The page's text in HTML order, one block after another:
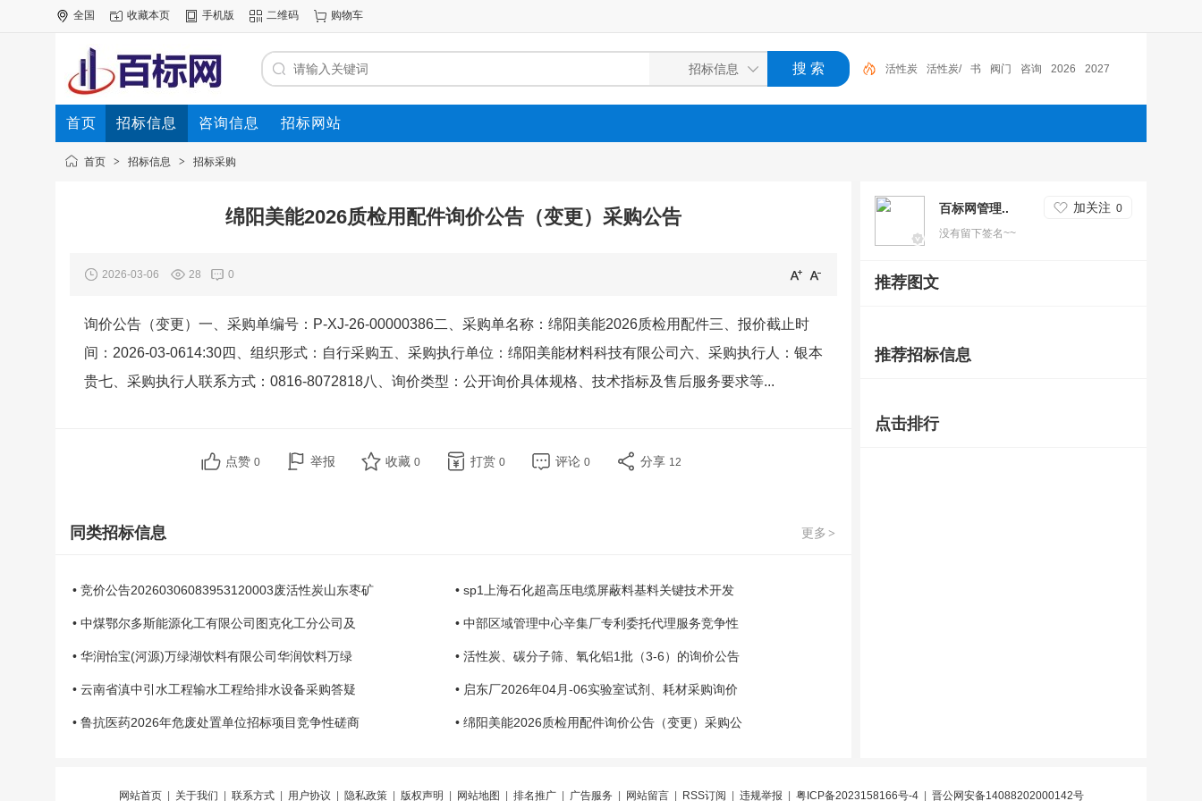
全国 收藏本页 手机版 二维码 购物车
活性炭 活性炭/ 书 阀门 咨询 2026 2027
首页 招标信息 咨询信息 招标网站
首页 > 招标信息 > 招标采购
绵阳美能2026质检用配件询价公告（变更）采购公告
2026-03-06 28 0
询价公告（变更）一、采购单编号：P-XJ-26-00000386二、采购单名称：绵阳美能2026质检用配件三、报价截止时
间：2026-03-0614:30四、组织形式：自行采购五、采购执行单位：绵阳美能材料科技有限公司六、采购执行人：银本
贵七、采购执行人联系方式：0816-8072818八、询价类型：公开询价具体规格、技术指标及售后服务要求等...
点赞 0 举报 收藏 0 打赏 0 评论 0 分享 12
更多 >
同类招标信息
• 竞价公告20260306083953120003废活性炭山东枣矿 • sp1上海石化超高压电缆屏蔽料基料关键技术开发
• 中煤鄂尔多斯能源化工有限公司图克化工分公司及 • 中部区域管理中心辛集厂专利委托代理服务竞争性
• 华润怡宝(河源)万绿湖饮料有限公司华润饮料万绿 • 活性炭、碳分子筛、氧化铝1批（3-6）的询价公告
• 云南省滇中引水工程输水工程给排水设备采购答疑 • 启东厂2026年04月-06实验室试剂、耗材采购询价
• 鲁抗医药2026年危废处置单位招标项目竞争性磋商 • 绵阳美能2026质检用配件询价公告（变更）采购公
百标网管理.. 加关注 0
没有留下签名~~
推荐图文
推荐招标信息
点击排行
网站首页| 关于我们 联系方式| 用户协议 隐私政策| 版权声明 网站地图 排名推广| 广告服务 网站留言| RSS订阅 违规举报 粤ICP备2023158166号-4| 晋公网安备14088202000142号